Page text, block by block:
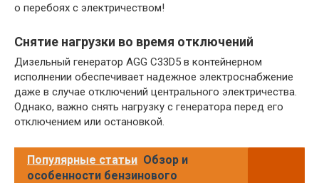
о перебоях с электричеством!
Снятие нагрузки во время отключений
Дизельный генератор AGG C33D5 в контейнерном
исполнении обеспечивает надежное электроснабжение
даже в случае отключений центрального электричества.
Однако, важно снять нагрузку с генератора перед его
отключением или остановкой.
Популярные статьи Обзор и
особенности бензинового